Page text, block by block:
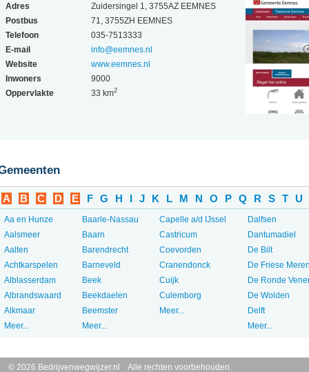
Adres
Zuidersingel 1, 3755AZ EEMNES
Postbus
71, 3755ZH EEMNES
Telefoon
035-7513333
E-mail
info@eemnes.nl
Website
www.eemnes.nl
Inwoners
9000
Oppervlakte
33 km2
A B C D E F G H I J K L M N O P Q R S T U
Aa en Hunze
Aalsmeer
Aalten
Achtkarspelen
Alblasserdam
Albrandswaard
Alkmaar
Meer...
Baarle-Nassau
Baarn
Barendrecht
Barneveld
Beek
Beekdaelen
Beemster
Meer...
Capelle a/d IJssel
Castricum
Coevorden
Cranendonck
Cuijk
Culemborg
Meer...
Dalfsen
Dantumadiel
De Bilt
De Friese
De Ronde
De Wolden
Delft
Meer...
© 2026 Bedrijvenwegwijzer.nl Alle rechten voorbehouden.